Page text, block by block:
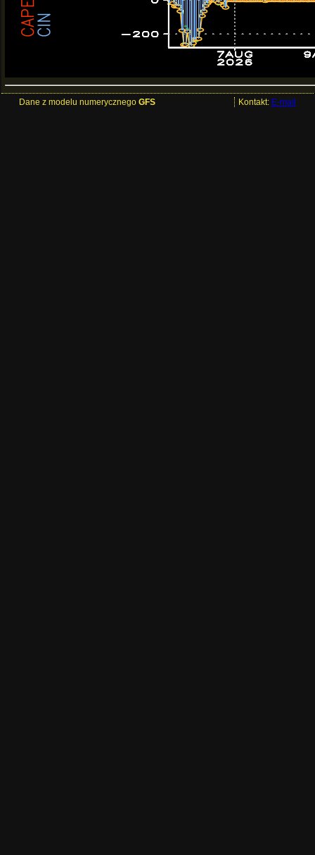
Dane z modelu numerycznego GFS Kontakt: E-mail